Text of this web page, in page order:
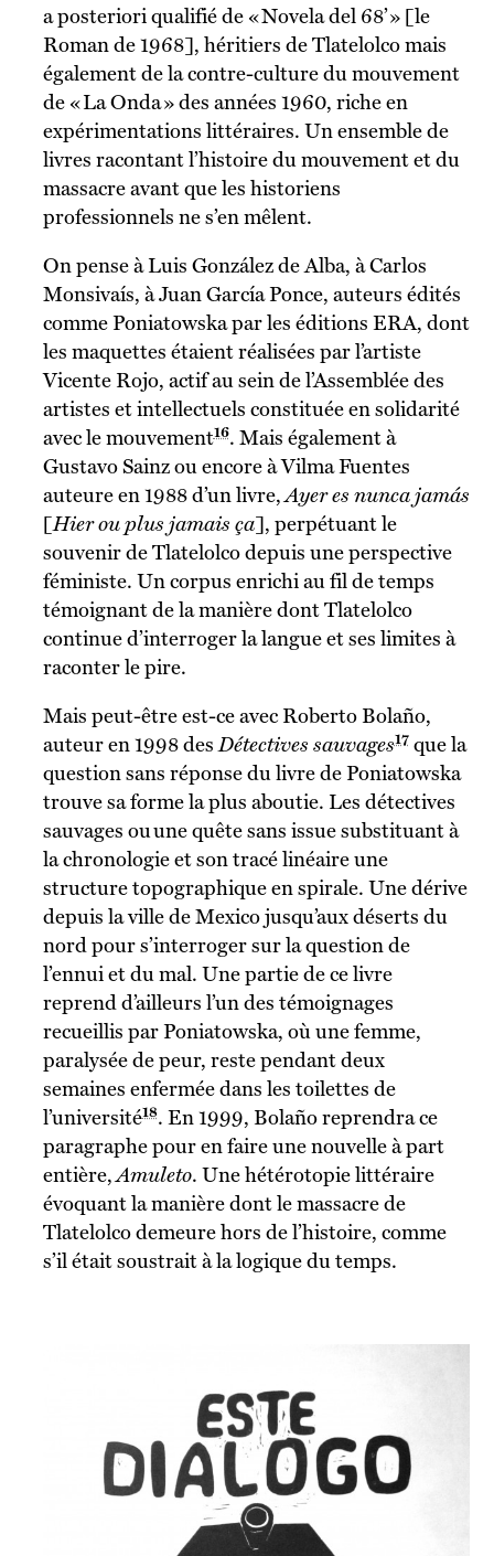
a posteriori qualifié de « Novela del 68’ » [le
Roman de 1968], héritiers de Tlatelolco mais
également de la contre-culture du mouvement
de « La Onda » des années 1960, riche en
expérimentations littéraires. Un ensemble de
livres racontant l’histoire du mouvement et du
massacre avant que les historiens
professionnels ne s’en mêlent.
On pense à Luis González de Alba, à Carlos
Monsivaís, à Juan García Ponce, auteurs édités
comme Poniatowska par les éditions ERA, dont
les maquettes étaient réalisées par l’artiste
Vicente Rojo, actif au sein de l’Assemblée des
artistes et intellectuels constituée en solidarité
avec le mouvement16. Mais également à
Gustavo Sainz ou encore à Vilma Fuentes
auteure en 1988 d’un livre,Ayer es nunca jamás
[Hier ou plus jamais ça], perpétuant le
souvenir de Tlatelolco depuis une perspective
féministe. Un corpus enrichi au fil de temps
témoignant de la manière dont Tlatelolco
continue d’interroger la langue et ses limites à
raconter le pire.
Mais peut-être est-ce avec Roberto Bolaño,
auteur en 1998 des Détectives sauvages17que la
question sans réponse du livre de Poniatowska
trouve sa forme la plus aboutie. Les détectives
sauvages ou une quête sans issue substituant à
la chronologie et son tracé linéaire une
structure topographique en spirale. Une dérive
depuis la ville de Mexico jusqu’aux déserts du
nord pour s’interroger sur la question de
l’ennui et du mal. Une partie de ce livre
reprend d’ailleurs l’un des témoignages
recueillis par Poniatowska, où une femme,
paralysée de peur, reste pendant deux
semaines enfermée dans les toilettes de
l’université18. En 1999, Bolaño reprendra ce
paragraphe pour en faire une nouvelle à part
entière,Amuleto. Une hétérotopie littéraire
évoquant la manière dont le massacre de
Tlatelolco demeure hors de l’histoire, comme
s’il était soustrait à la logique du temps.